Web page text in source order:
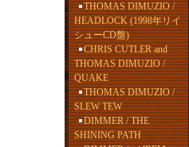
THOMAS DIMUZIO /
HEADLOCK (1998年リイ
シューCD盤)
CHRIS CUTLER and
THOMAS DIMUZIO /
QUAKE
THOMAS DIMUZIO /
SLEW TEW
DIMMER / THE
SHINING PATH